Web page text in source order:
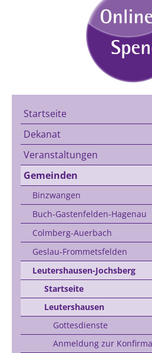
Startseite
Dekanat
Veranstaltungen
Gemeinden
Binzwangen
Buch-Gastenfelden-Hagenau
Colmberg-Auerbach
Geslau-Frommetsfelden
Leutershausen-Jochsberg
Startseite
Leutershausen
Gottesdienste
Anmeldung zur